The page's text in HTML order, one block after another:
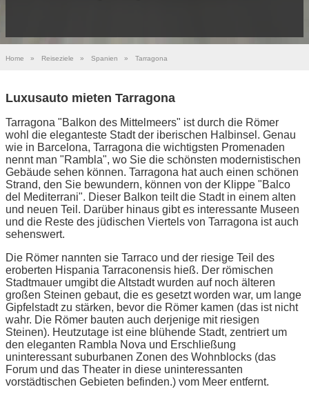
Home » Reiseziele » Spanien » Tarragona
Luxusauto mieten Tarragona
Tarragona "Balkon des Mittelmeers" ist durch die Römer
wohl die eleganteste Stadt der iberischen Halbinsel. Genau
wie in Barcelona, Tarragona die wichtigsten Promenaden
nennt man "Rambla", wo Sie die schönsten modernistischen
Gebäude sehen können. Tarragona hat auch einen schönen
Strand, den Sie bewundern, können von der Klippe "Balco
del Mediterrani". Dieser Balkon teilt die Stadt in einem alten
und neuen Teil. Darüber hinaus gibt es interessante Museen
und die Reste des jüdischen Viertels von Tarragona ist auch
sehenswert.
Die Römer nannten sie Tarraco und der riesige Teil des
eroberten Hispania Tarraconensis hieß. Der römischen
Stadtmauer umgibt die Altstadt wurden auf noch älteren
großen Steinen gebaut, die es gesetzt worden war, um lange
Gipfelstadt zu stärken, bevor die Römer kamen (das ist nicht
wahr. Die Römer bauten auch derjenige mit riesigen
Steinen). Heutzutage ist eine blühende Stadt, zentriert um
den eleganten Rambla Nova und Erschließung
uninteressant suburbanen Zonen des Wohnblocks (das
Forum und das Theater in diese uninteressanten
vorstädtischen Gebieten befinden.) vom Meer entfernt.